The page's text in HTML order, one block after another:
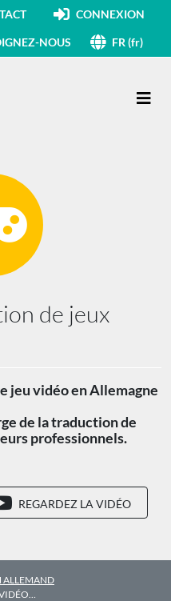
CONNEXION
NOUS FR (fr)
de jeux
jeu vidéo en Allemagne
de la traduction de
professionnels.
REGARDEZ LA VIDÉO
ALLEMAND